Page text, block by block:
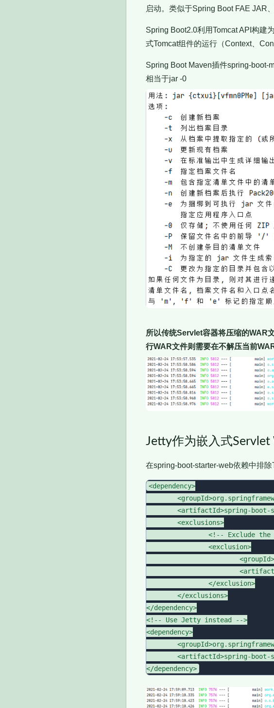
启动。类似于Spring Boot FAE JAR、
Spring Boot2.0利用Tomcat API构建
式Tomcat组件的运行（Context、
Spring Boot Maven插件spring-boot-
相当于jar -0
所以传统Servlet容器将压缩的WAR
行WAR文件则需要在不解压当前
Jetty作为嵌入式Servlet
在spring-boot-starter-web依赖中排
<dependency>
</dependency>
<!-- Use Jetty instead -->
<dependency>